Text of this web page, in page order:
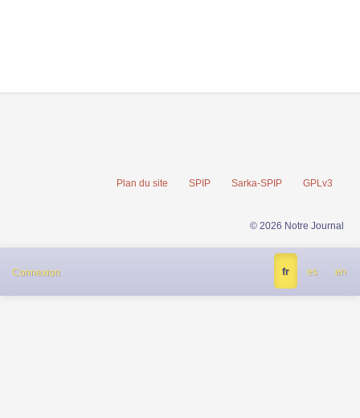
Plan du site SPIP Sarka-SPIP GPLv3
© 2026 Notre Journal
Connexion fr es en